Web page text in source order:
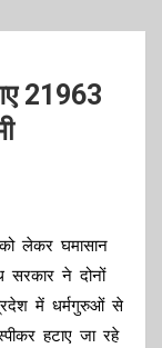
21963
लेकर घमासान
सरकार ने दोनों
में धर्मगुरुओं से
हटाए जा रहे